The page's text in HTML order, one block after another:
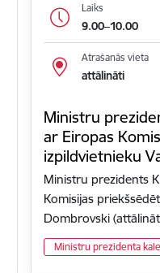
Laiks
9.00–10.00
Atrašanās vieta
attālināti
Ministru
ar Eiropas
izpildvietnieku
Ministru prezidents
Komisijas
Dombrovski
Ministru prezidenta